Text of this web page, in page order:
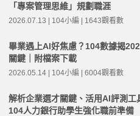
「專案管理思維」規劃職涯
2026.07.13 | 104小編 | 1643觀看數
畢業遇上AI好焦慮？104數據揭
關鍵｜附檔案下載
2026.05.14 | 104小編 | 6004觀看數
解析企業選才關鍵、活用AI評測工
104人力銀行助學生強化職前準備